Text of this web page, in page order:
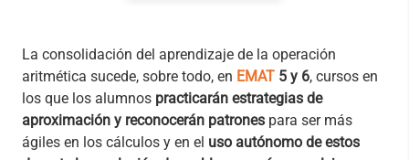
La consolidación del aprendizaje de la operación
aritmética sucede, sobre todo, en EMAT 5 y 6, cursos en
los que los alumnos practicarán estrategias de
aproximación y reconocerán patrones para ser más
ágiles en los cálculos y en el uso autónomo de estos